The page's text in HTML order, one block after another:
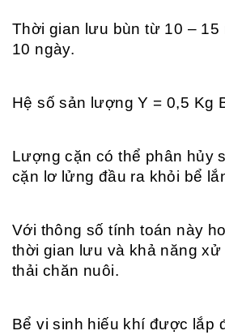
Thời gian lưu bùn từ 10 – 15
10 ngày.
Hệ số sản lượng Y = 0,5 Kg
Lượng cặn có thể phân hủy
cặn lơ lửng đầu ra khỏi bể
Với thông số tính toán này
thời gian lưu và khả năng
thải chăn nuôi.
Bể vi sinh hiếu khí được lắp